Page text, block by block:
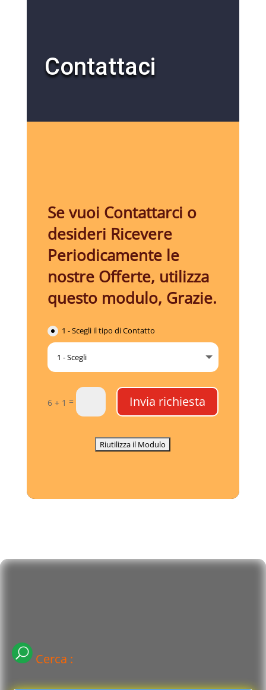
Contattaci
Se vuoi Contattarci o
desideri Ricevere
Periodicamente le
nostre Offerte, utilizza
questo modulo, Grazie.
1 - Scegli il tipo di Contatto
6 + 1 = Invia richiesta
Cerca :